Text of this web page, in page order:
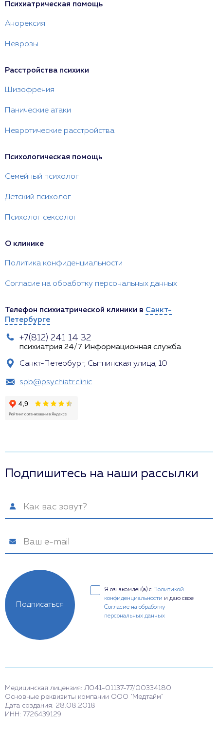
Психиатрическая помощь
Анорексия
Неврозы
Расстройства психики
Шизофрения
Панические атаки
Невротические расстройства
Психологическая помощь
Семейный психолог
Детский психолог
Психолог сексолог
О клинике
Политика конфиденциальности
Согласие на обработку персональных данных
Телефон психиатрической клиники в Санкт-
Петербурге
+7(812) 241 14 32
психиатрия 24/7 Информационная служба
Санкт-Петербург, Сытнинская улица, 10
spb@psychiatr.clinic
Подпишитесь на наши рассылки
Я ознакомлен(а) с
Политикой
конфиденциальности и даю свое
Согласие на обработку
персональных данных
Подписаться
Медицинская лицензия: Л041-01137-77/00334180
Основные реквизиты компании ООО "Медтайм"
Дата создания: 28.08.2018
ИНН: 7726439129